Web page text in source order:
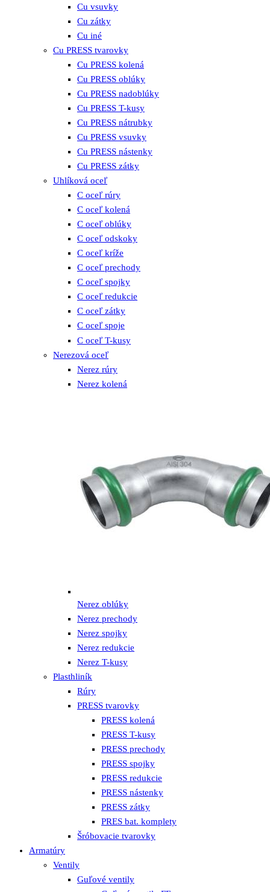
Cu vsuvky
Cu zátky
Cu iné
Cu PRESS tvarovky
Cu PRESS kolená
Cu PRESS oblúky
Cu PRESS nadoblúky
Cu PRESS T-kusy
Cu PRESS nátrubky
Cu PRESS vsuvky
Cu PRESS nástenky
Cu PRESS zátky
Uhlíková oceľ
C oceľ rúry
C oceľ kolená
C oceľ oblúky
C oceľ odskoky
C oceľ kríže
C oceľ prechody
C oceľ spojky
C oceľ redukcie
C oceľ zátky
C oceľ spoje
C oceľ T-kusy
Nerezová oceľ
Nerez rúry
Nerez kolená
Nerez oblúky
Nerez prechody
Nerez spojky
Nerez redukcie
Nerez T-kusy
Plasthliník
Rúry
PRESS tvarovky
PRESS kolená
PRESS T-kusy
PRESS prechody
PRESS spojky
PRESS redukcie
PRESS nástenky
PRESS zátky
PRES bat. komplety
Šróbovacie tvarovky
Armatúry
Ventily
Guľové ventily